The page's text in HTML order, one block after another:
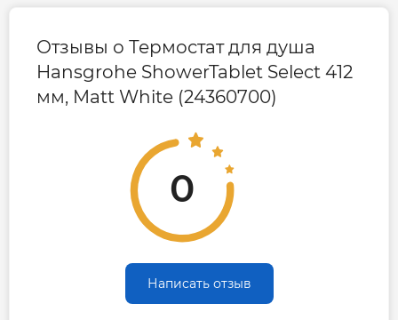
Отзывы о Термостат для душа
Hansgrohe ShowerTablet Select 412
мм, Matt White (24360700)
0
Написать отзыв